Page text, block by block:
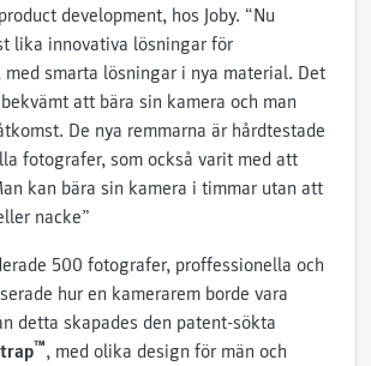
development, hos Joby. “Nu
lika innovativa lösningar för
med smarta lösningar i nya material. Det
att bära sin kamera och man
De nya remmarna är hårdtestade
fotografer, som också varit med att
kan bära sin kamera i timmar utan att
nacke”
500 fotografer, proffessionella och
hur en kamerarem borde vara
detta skapades den patent-sökta
™, med olika design för män och